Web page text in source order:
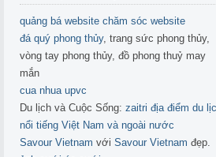
quảng bá website chăm sóc website
đá quý phong thủy, trang sức phong thủy,
vòng tay phong thủy, đồ phong thuỷ may
mắn
cua nhua upvc
Du lịch và Cuộc Sống: zaitri địa điểm du
nổi tiếng Việt Nam và ngoài nước
Savour Vietnam với Savour Vietnam đẹp.